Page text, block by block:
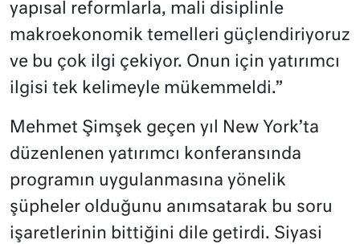
yapısal reformlarla, mali disiplinle
makroekonomik temelleri güçlendiriyoruz
ve bu çok ilgi çekiyor. Onun için yatırımcı
ilgisi tek kelimeyle mükemmeldi.”
Mehmet Şimşek geçen yıl New York’ta
düzenlenen yatırımcı konferansında
programın uygulanmasına yönelik
şüpheler olduğunu anımsatarak bu soru
işaretlerinin bittiğini dile getirdi. Siyasi